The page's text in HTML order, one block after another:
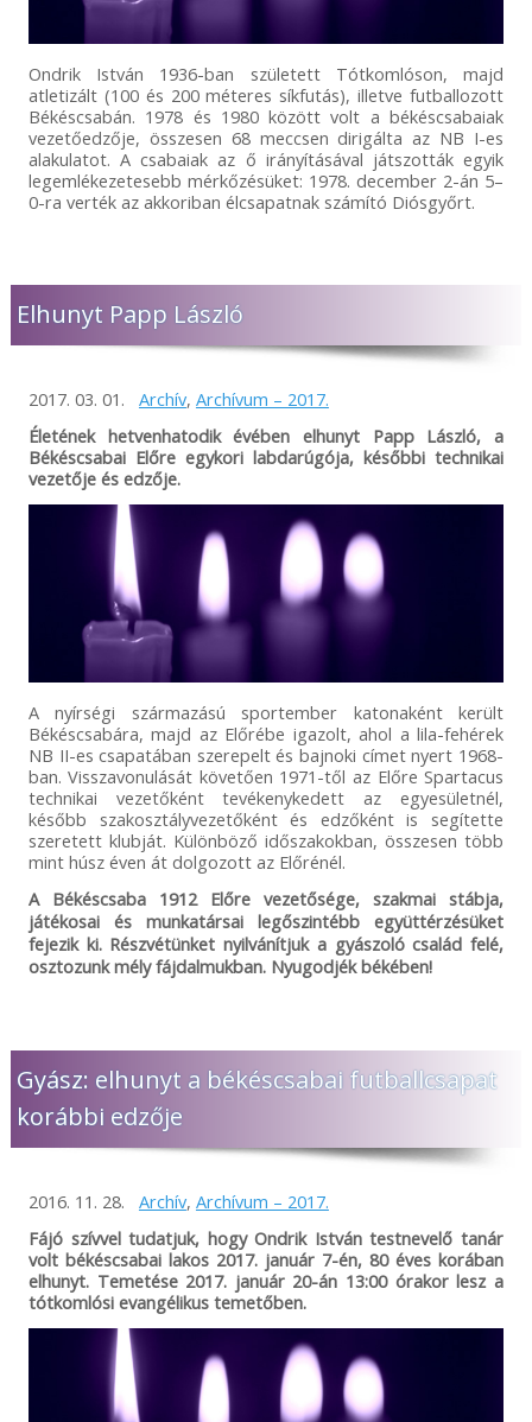
Ondrik István 1936-ban született Tótkomlóson, majd
atletizált (100 és 200 méteres síkfutás), illetve futballozott
Békéscsabán. 1978 és 1980 között volt a békéscsabaiak
vezetőedzője, összesen 68 meccsen dirigálta az NB I-es
alakulatot. A csabaiak az ő irányításával játszották egyik
legemlékezetesebb mérkőzésüket: 1978. december 2-án 5–
0-ra verték az akkoriban élcsapatnak számító Diósgyőrt.
Elhunyt Papp László
2017. 03. 01. Archív, Archívum – 2017.
Életének hetvenhatodik évében elhunyt Papp László, a
Békéscsabai Előre egykori labdarúgója, későbbi technikai
vezetője és edzője.
A nyírségi származású sportember katonaként került
Békéscsabára, majd az Előrébe igazolt, ahol a lila-fehérek
NB II-es csapatában szerepelt és bajnoki címet nyert 1968-
ban. Visszavonulását követően 1971-től az Előre Spartacus
technikai vezetőként tevékenykedett az egyesületnél,
később szakosztályvezetőként és edzőként is segítette
szeretett klubját. Különböző időszakokban, összesen több
mint húsz éven át dolgozott az Előrénél.
A Békéscsaba 1912 Előre vezetősége, szakmai stábja,
játékosai és munkatársai legőszintébb együttérzésüket
fejezik ki. Részvétünket nyilvánítjuk a gyászoló család felé,
osztozunk mély fájdalmukban. Nyugodjék békében!
Gyász: elhunyt a békéscsabai futballcsapat
korábbi edzője
2016. 11. 28. Archív, Archívum – 2017.
Fájó szívvel tudatjuk, hogy Ondrik István testnevelő tanár
volt békéscsabai lakos 2017. január 7-én, 80 éves korában
elhunyt. Temetése 2017. január 20-án 13:00 órakor lesz a
tótkomlósi evangélikus temetőben.